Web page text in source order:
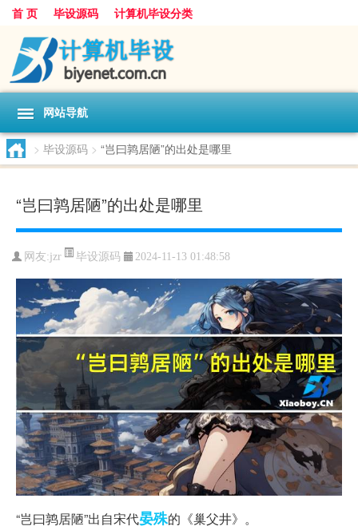
首 页 毕设源码 计算机毕设分类
网站导航
> 毕设源码 > “岂曰鹑居陋”的出处是哪里
“岂曰鹑居陋”的出处是哪里
网友:jzr 毕设源码 2024-11-13 01:48:58
“岂曰鹑居陋”出自宋代晏殊的《巢父井》。